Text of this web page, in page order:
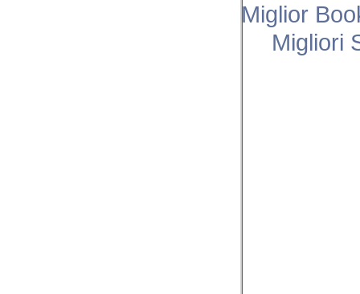
Miglior
Migliori